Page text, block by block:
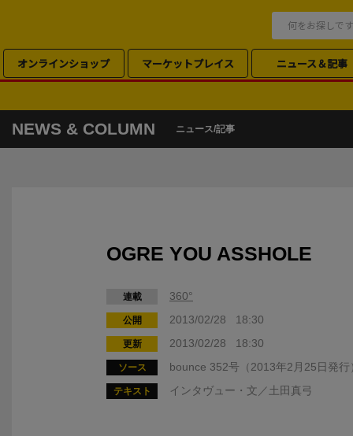
オンラインショップ マーケットプレイス ニュース＆記事
NEWS & COLUMN ニュース/記事
OGRE YOU ASSHOLE
連載 360°
公開 2013/02/28 18:30
更新 2013/02/28 18:30
ソース bounce 352号（2013年2月25日発行
テキスト インタヴュー・文／土田真弓